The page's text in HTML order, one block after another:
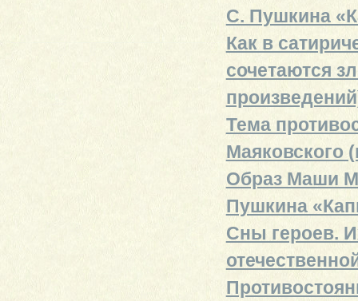
С. Пушкина
Как в
сочетаются
Тема
Маяковского
Образ Маши
Пушкина
Сны героев.